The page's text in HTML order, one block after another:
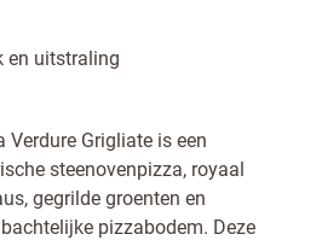
en uitstraling
Grigliate is een
steenovenpizza, royaal
gegrilde groenten en
pizzabodem. Deze